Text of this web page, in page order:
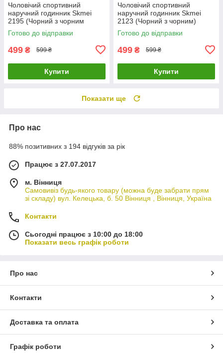
Чоловічий спортивний
наручний годинник Skmei
2195 (Чорний з чорним
циферблатом)
Готово до відправки
499 ₴ 599 ₴
Купити
Чоловічий спортивний
наручний годинник Skmei
2123 (Чорний з чорним)
Готово до відправки
499 ₴ 599 ₴
Купити
Показати ще
Про нас
88% позитивних з 194 відгуків за рік
Працює з 27.07.2017
м. Вінниця
Самовивіз будь-якого товару (можна буде забрати прям
зі складу) вул. Келецька, б. 50 Вінниця , Вінниця, Україна
Контакти
Сьогодні працює з 10:00 до 18:00
Показати весь графік роботи
Про нас
Контакти
Доставка та оплата
Графік роботи